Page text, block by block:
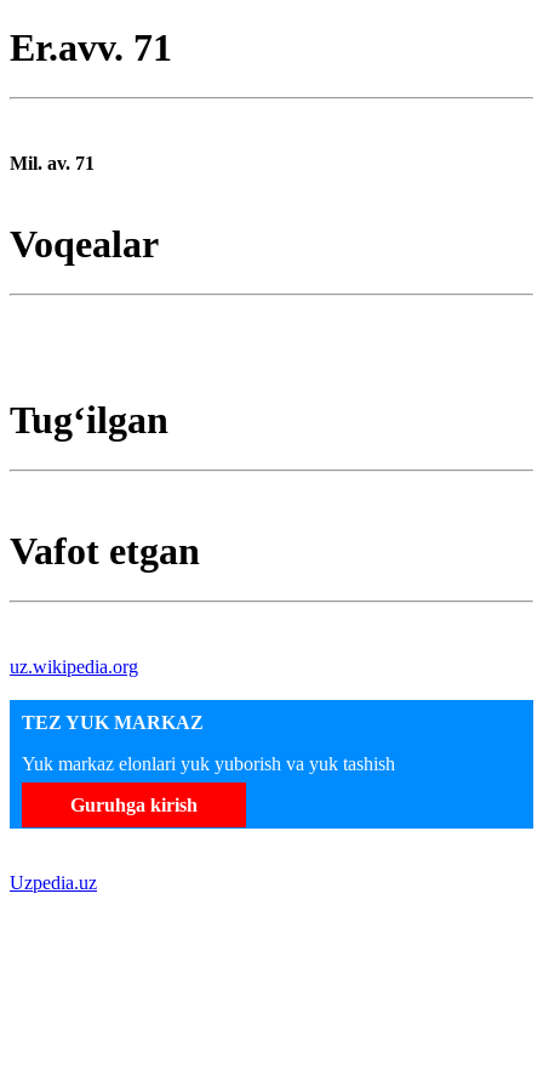
Er.avv. 71
Mil. av. 71
Voqealar
Tugʻilgan
Vafot etgan
uz.wikipedia.org
TEZ YUK MARKAZ
Yuk markaz elonlari yuk yuborish va yuk tashish
Guruhga kirish
Uzpedia.uz